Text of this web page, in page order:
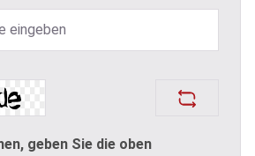
geben Sie die oben